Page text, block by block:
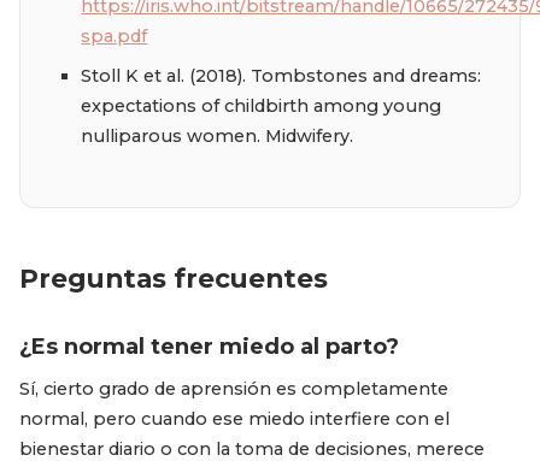
https://iris.who.int/bitstream/handle/10665/
spa.pdf
Stoll K et al. (2018). Tombstones and dreams:
expectations of childbirth among young
nulliparous women. Midwifery.
Preguntas frecuentes
¿Es normal tener miedo al parto?
Sí, cierto grado de aprensión es completamente
normal, pero cuando ese miedo interfiere con el
bienestar diario o con la toma de decisiones, merece